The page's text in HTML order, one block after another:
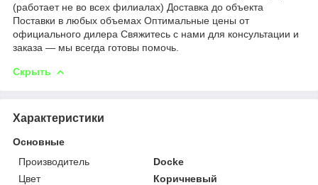
(работает не во всех филиалах) Доставка до объекта
Поставки в любых объемах Оптимальные цены от
официального дилера Свяжитесь с нами для консультации и
заказа — мы всегда готовы помочь.
Скрыть
Характеристики
Основные
Производитель
Docke
Цвет
Коричневый